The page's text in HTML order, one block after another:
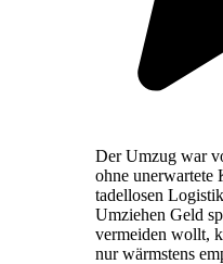
Der Umzug war
ohne unerwartete
tadellosen
Umziehen Geld
vermeiden wollt,
nur wärmstens